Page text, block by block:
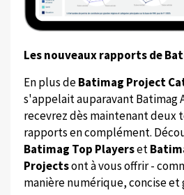
Les nouveaux rapports de
En plus deBatimag Project
s'appelait auparavant Batimag
recevrez dès maintenant deux
rapports en complément.
Batimag Top Playerset
Projectsont à vous offrir -
manière numérique, concise et